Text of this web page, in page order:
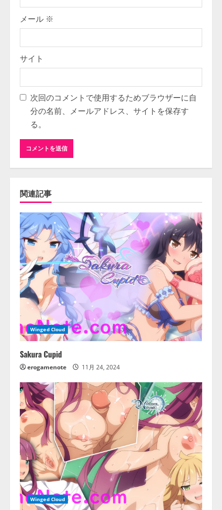
メール ※
サイト
次回のコメントで使用するためブラウザーに自
分の名前、メールアドレス、サイトを保存す
る。
関連記事
Winged Cloud
Sakura Cupid
erogamenote 11月 24, 2024
Winged Cloud